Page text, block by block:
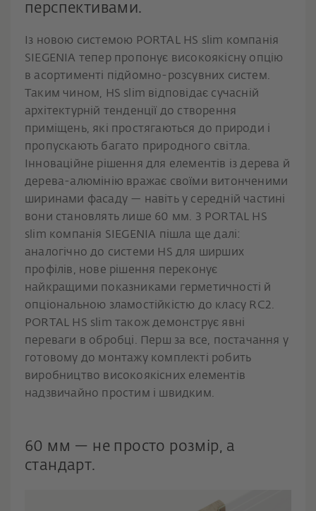
перспективами.
Із новою системою PORTAL HS slim компанія
SIEGENIA тепер пропонує високоякісну опцію
в асортименті підйомно-розсувних систем.
Таким чином, HS slim відповідає сучасній
архітектурній тенденції до створення
приміщень, які простягаються до природи і
пропускають багато природного світла.
Інноваційне рішення для елементів із дерева й
дерева-алюмінію вражає своїми витонченими
ширинами фасаду — навіть у середній частині
вони становлять лише 60 мм. З PORTAL HS
slim компанія SIEGENIA пішла ще далі:
аналогічно до системи HS для ширших
профілів, нове рішення переконує
найкращими показниками герметичності й
опціональною зламостійкістю до класу RC2.
PORTAL HS slim також демонструє явні
переваги в обробці. Перш за все, постачання у
готовому до монтажу комплекті робить
виробництво високоякісних елементів
надзвичайно простим і швидким.
60 мм — не просто розмір, а
стандарт.